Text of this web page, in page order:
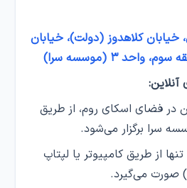
خیابان کلاهدوز (دولت)، خیابان
در فضای اسکای روم، از طریق
سرا برگزار می‌شود.
از طریق کامپیوتر یا لپتاپ
صورت می‌گیرد.